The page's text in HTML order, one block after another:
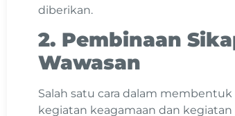
diberikan.
2. Pembinaan
Wawasan
Salah satu cara dalam
kegiatan keagamaan dan